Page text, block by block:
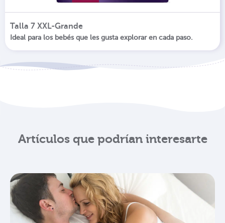
Talla 7 XXL-Grande
Ideal para los bebés que les gusta explorar en cada paso.
Artículos que podrían interesarte